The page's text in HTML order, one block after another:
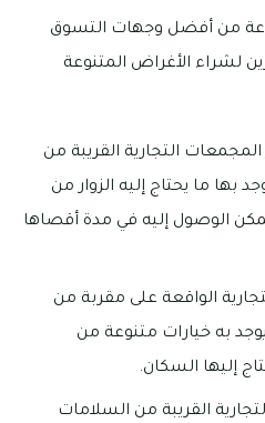
من أفضل وجهات التسوق
لشراء الأغراض المتنوعة
التجارية القريبة من
بها ما يحتاج إليه الزوار من
الوصول إليه في مدة أقصاها
الواقعة على مقربة من
به خيارات متنوعة من
إليها السكان.
القريبة من السلامات